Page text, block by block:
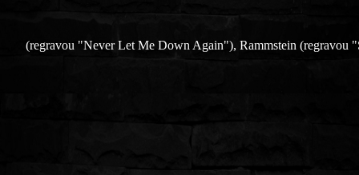
(regravou "Never Let Me Down Again"), Rammstein (regravou